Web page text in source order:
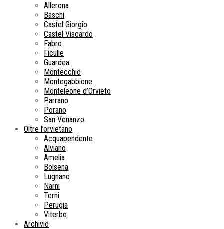
Allerona
Baschi
Castel Giorgio
Castel Viscardo
Fabro
Ficulle
Guardea
Montecchio
Montegabbione
Monteleone d’Orvieto
Parrano
Porano
San Venanzo
Oltre l’orvietano
Acquapendente
Alviano
Amelia
Bolsena
Lugnano
Narni
Terni
Perugia
Viterbo
Archivio